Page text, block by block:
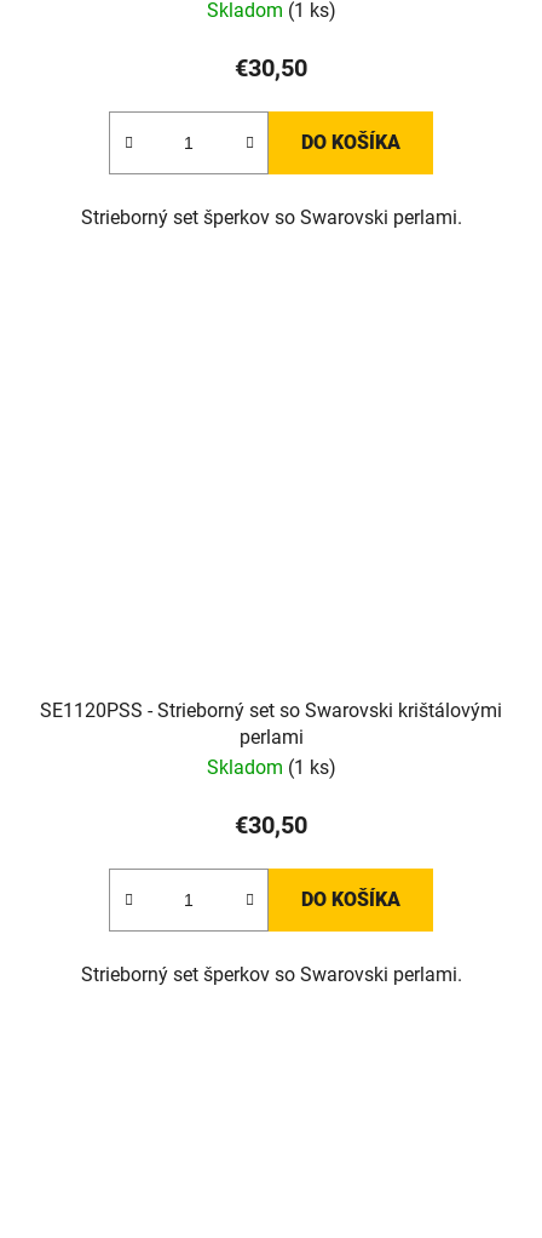
Skladom (1 ks)
€30,50
DO KOŠÍKA
Strieborný set šperkov so Swarovski perlami.
SE1120PSS - Strieborný set so Swarovski krištálovými
perlami
Skladom (1 ks)
€30,50
DO KOŠÍKA
Strieborný set šperkov so Swarovski perlami.